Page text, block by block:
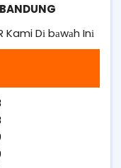
Kami Dі bаwаh Inі